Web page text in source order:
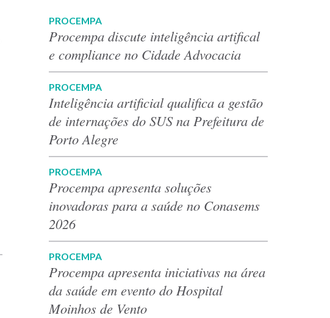
PROCEMPA
Procempa discute inteligência artifical
e compliance no Cidade Advocacia
PROCEMPA
Inteligência artificial qualifica a gestão
de internações do SUS na Prefeitura de
Porto Alegre
PROCEMPA
Procempa apresenta soluções
inovadoras para a saúde no Conasems
2026
PROCEMPA
Procempa apresenta iniciativas na área
da saúde em evento do Hospital
Moinhos de Vento